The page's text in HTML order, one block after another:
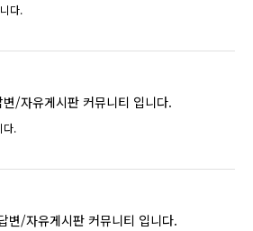
다.
/자유게시판 커뮤니티 입니다.
다.
변/자유게시판 커뮤니티 입니다.